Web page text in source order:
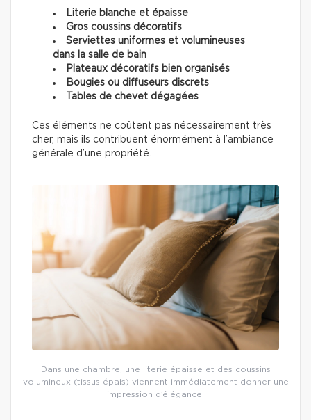
Literie blanche et épaisse
Gros coussins décoratifs
Serviettes uniformes et volumineuses
dans la salle de bain
Plateaux décoratifs bien organisés
Bougies ou diffuseurs discrets
Tables de chevet dégagées
Ces éléments ne coûtent pas nécessairement très
cher, mais ils contribuent énormément à l’ambiance
générale d’une propriété.
Dans une chambre, une literie épaisse et des coussins
volumineux (tissus épais) viennent immédiatement donner une
impression d’élégance.